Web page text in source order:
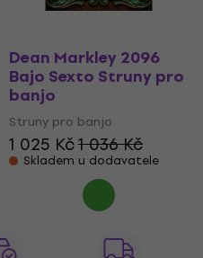
Dean Markley 2096
Bajo Sexto Struny pro
banjo
Struny pro banjo
1 025 Kč1 036 Kč
Skladem u dodavatele